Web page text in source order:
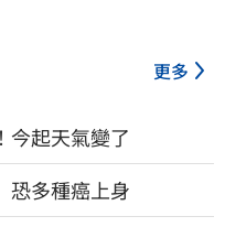
更多
今起天氣變了
恐多種癌上身